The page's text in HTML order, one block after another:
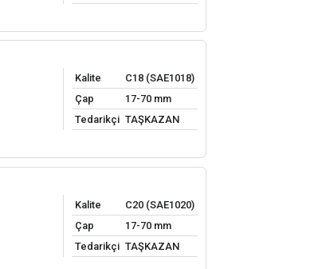
Kalite
C18 (SAE1018)
Çap
17-70 mm
Tedarikçi TAŞKAZAN
Kalite
C20 (SAE1020)
Çap
17-70 mm
Tedarikçi TAŞKAZAN